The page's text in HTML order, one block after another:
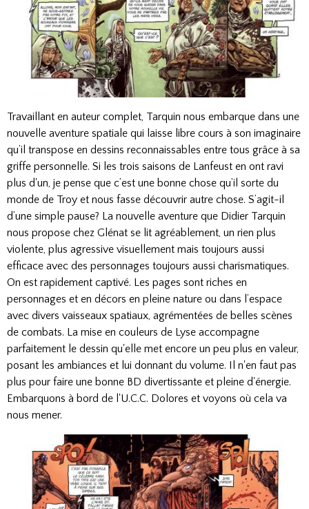
Travaillant en auteur complet, Tarquin nous embarque dans une
nouvelle aventure spatiale qui laisse libre cours à son imaginaire
qu’il transpose en dessins reconnaissables entre tous grâce à sa
griffe personnelle. Si les trois saisons de Lanfeust en ont ravi
plus d'un, je pense que c’est une bonne chose qu’il sorte du
monde de Troy et nous fasse découvrir autre chose. S’agit-il
d’une simple pause? La nouvelle aventure que Didier Tarquin
nous propose chez Glénat se lit agréablement, un rien plus
violente, plus agressive visuellement mais toujours aussi
efficace avec des personnages toujours aussi charismatiques.
On est rapidement captivé. Les pages sont riches en
personnages et en décors en pleine nature ou dans l’espace
avec divers vaisseaux spatiaux, agrémentées de belles scènes
de combats. La mise en couleurs de Lyse accompagne
parfaitement le dessin qu'elle met encore un peu plus en valeur,
posant les ambiances et lui donnant du volume.
Il n'en faut pas
plus pour faire une bonne BD divertissante et pleine d'énergie.
Embarquons à bord de l'U.C.C. Dolores et voyons où cela va
nous mener.